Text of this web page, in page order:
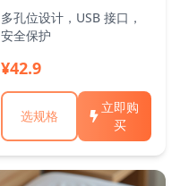
多孔位设计，USB 接口，
安全保护
¥42.9
选规格
立即购
买